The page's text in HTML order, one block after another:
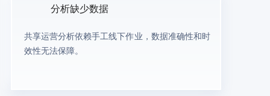
分析缺少数据
共享运营分析依赖手工线下作业，数据准确性和时
效性无法保障。